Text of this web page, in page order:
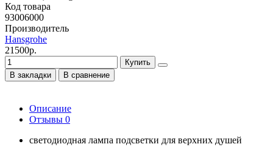
Код товара
93006000
Производитель
Hansgrohe
21500р.
Купить
В закладки
В сравнение
Описание
Отзывы 0
светодиодная лампа подсветки для верхних душей